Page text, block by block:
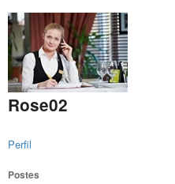
Rose02
Perfil
Postes